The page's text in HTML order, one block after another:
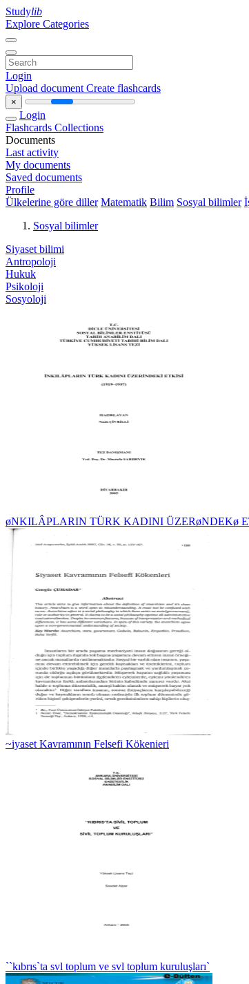
Studylib
Explore Categories
Login
Upload document Create flashcards
×
Login
Flashcards Collections
Documents
Last activity
My documents
Saved documents
Profile
Ülkelerine göre diller Matematik Bilim Sosyal bilimler
Sosyal bilimler
Siyaset bilimi
Antropoloji
Hukuk
Psikoloji
Sosyoloji
øNKILÂPLARIN TÜRK KADINI ÜZERøNDEKø
~iyaset Kavramının Felsefi Kökenieri
``kıbrıs`ta svl toplum ve svl toplum kuruluşları`